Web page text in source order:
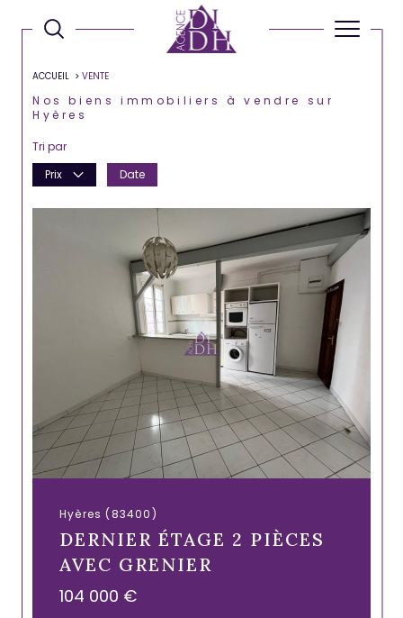
ACCUEIL VENTE
Nos biens immobiliers à vendre sur
Hyères
Tri par
Prix
Date
Hyères (83400)
DERNIER ÉTAGE 2 PIÈCES
AVEC GRENIER
104 000 €